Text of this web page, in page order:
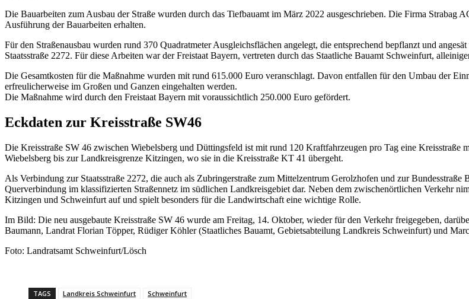
Die Bauarbeiten zum Ausbau der Straße wurden durch das Tiefbauamt im März 2022 ausgeschrieben. Die Firma Strabag
Ausführung der Bauarbeiten erhalten.
Für den Straßenausbau wurden rund 370 Quadratmeter Ausgleichsflächen angelegt, die entsprechend bepflanzt und
Staatsstraße 2272. Für diese Arbeiten war der Freistaat Bayern, vertreten durch das Staatliche Bauamt Schweinfurt,
Die Gesamtkosten für die Maßnahme wurden mit rund 615.000 Euro veranschlagt. Davon entfallen für den Umbau der
erfreulicherweise im Großen und Ganzen eingehalten werden.
Die Maßnahme wird durch den Freistaat Bayern mit voraussichtlich 250.000 Euro gefördert.
Eckdaten zur Kreisstraße SW46
Die Kreisstraße SW 46 zwischen Wiebelsberg und Düttingsfeld ist mit rund 120 Kraftfahrzeugen pro Tag eine Kreisstraße
Wiebelsberg bis zur Landkreisgrenze Kitzingen, wo sie in die Kreisstraße KT 41 übergeht.
Als Verbindung zur Staatsstraße 2272, die auch als Zubringerstraße zum Mittelzentrum Gerolzhofen und zur
Querverbindung im klassifizierten Straßennetz im südlichen Landkreisgebiet dar. Neben dem zwischenörtlichen Verkehr
Kitzingen und Schweinfurt auf und spielt besonders für die Landwirtschaft eine wichtige Rolle.
Im Bild: Die neu ausgebaute Kreisstraße SW 46 wurde am Freitag, 14. Oktober, wieder für den Verkehr freigegeben,
Baumann, Landrat Florian Töpper, Rüdiger Köhler (Staatliches Bauamt, Gebietsabteilung Landkreis Schweinfurt) und
Foto: Landratsamt Schweinfurt/Lösch
TAGS Landkreis Schweinfurt Schweinfurt